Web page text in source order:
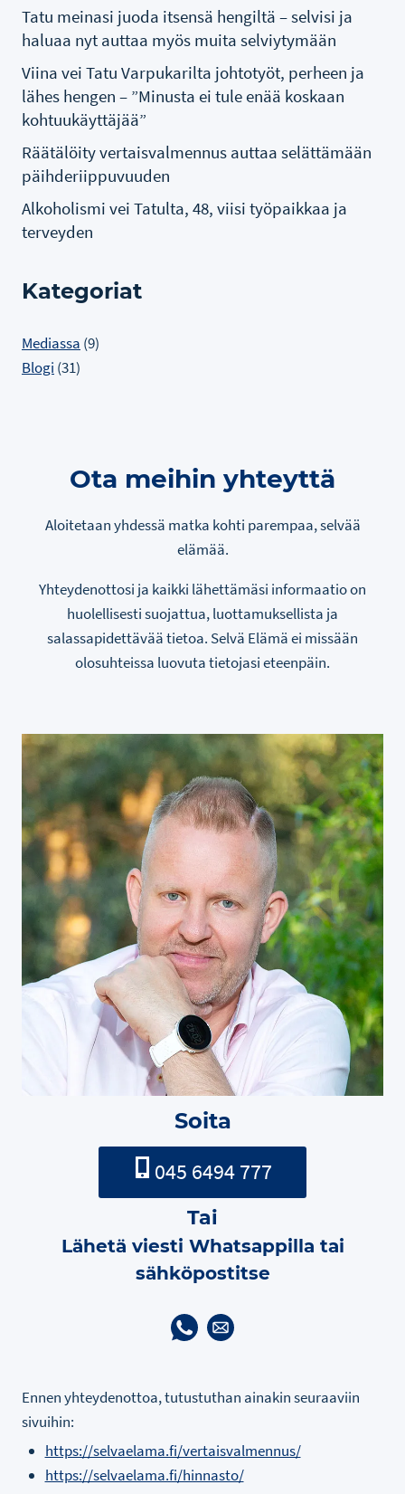
Tatu meinasi juoda itsensä hengiltä – selvisi ja
haluaa nyt auttaa myös muita selviytymään
Viina vei Tatu Varpukarilta johtotyöt, perheen ja
lähes hengen – ”Minusta ei tule enää koskaan
kohtuukäyttäjää”
Räätälöity vertaisvalmennus auttaa selättämään
päihderiippuvuuden
Alkoholismi vei Tatulta, 48, viisi työpaikkaa ja
terveyden
Kategoriat
Mediassa (9)
Blogi (31)
Ota meihin yhteyttä
Aloitetaan yhdessä matka kohti parempaa, selvää
elämää.
Yhteydenottosi ja kaikki lähettämäsi informaatio on
huolellisesti suojattua, luottamuksellista ja
salassapidettävää tietoa. Selvä Elämä ei missään
olosuhteissa luovuta tietojasi eteenpäin.
Soita
045 6494 777
Tai
Lähetä viesti Whatsappilla tai
sähköpostitse
Ennen yhteydenottoa, tutustuthan ainakin seuraaviin
sivuihin:
https://selvaelama.fi/vertaisvalmennus/
https://selvaelama.fi/hinnasto/